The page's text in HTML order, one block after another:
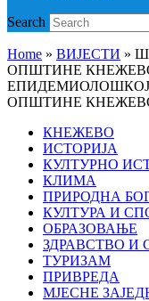
Search
Home » ВИЈЕСТИ »
ОПШТИНЕ
ЕПИДЕМИОЛОШКОЈ
ОПШТИНЕ
КНЕЖЕВО
ИСТОРИЈА
КУЛТУРНО
КЛИМА
ПРИРОДНА
КУЛТУРА И
ОБРАЗОВАЊЕ
ЗДРАВСТВО И
ТУРИЗАМ
ПРИВРЕДА
МЈЕСНЕ